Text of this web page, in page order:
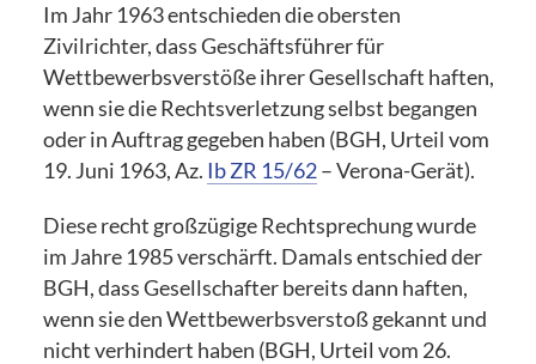
Im Jahr 1963 entschieden die obersten
Zivilrichter, dass Geschäftsführer für
Wettbewerbsverstöße ihrer Gesellschaft haften,
wenn sie die Rechtsverletzung selbst begangen
oder in Auftrag gegeben haben (BGH, Urteil vom
19. Juni 1963, Az. Ib ZR 15/62– Verona-Gerät).
Diese recht großzügige Rechtsprechung wurde
im Jahre 1985 verschärft. Damals entschied der
BGH, dass Gesellschafter bereits dann haften,
wenn sie den Wettbewerbsverstoß gekannt und
nicht verhindert haben (BGH, Urteil vom 26.